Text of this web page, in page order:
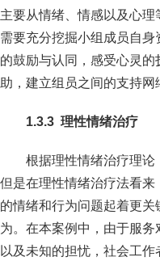
主要从情绪、情感以及心
需要充分挖掘小组成员自
的鼓励与认同，感受心灵
助，建立组员之间的支持
1.3.3 理性情绪治疗
根据理性情绪治疗理
但是在理性情绪治疗法看
的情绪和行为问题起着更
为。在本案例中，由于服
以及未知的担忧，社会工